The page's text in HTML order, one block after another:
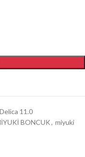
11.0
BONCUK, miyuki